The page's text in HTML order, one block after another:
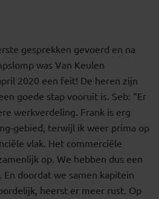
gesprekken gevoerd en na
was Van Keulen
2020 een feit! De heren zijn
goede stap vooruit is. Seb: “Er
werkverdeling. Frank is erg
gebied, terwijl ik weer prima op
vlak. Het commerciële
op. We hebben dus een
En doordat we samen kapitein
heerst er meer rust. Op